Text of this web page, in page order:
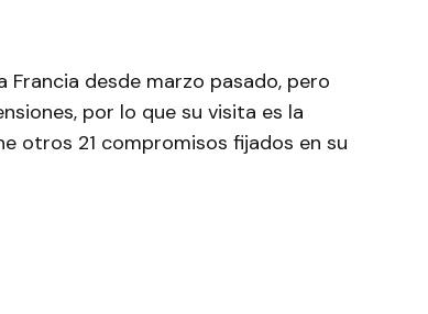
desde marzo pasado, pero
por lo que su visita es la
otros 21 compromisos fijados en su